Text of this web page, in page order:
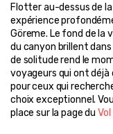
Flotter au-dessus de
expérience
Göreme. Le fond de la
du canyon brillent
de solitude rend le
voyageurs qui ont
pour ceux qui
choix exceptionnel.
place sur la page du